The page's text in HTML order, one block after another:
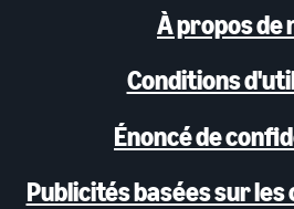
À propos de
Conditions
Énoncé de
Publicités basées sur